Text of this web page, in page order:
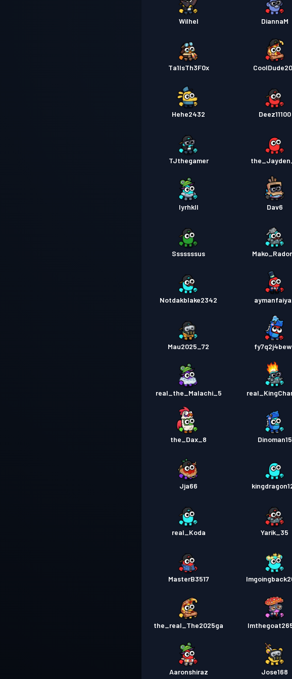
Wilhel DiannaM
Ta1lsTh3F0x
Hehe2432 Deez11100
TJthegamer
Iyrhkll Dav6
Sssssssus
Notdakblake2342
Mau2025_72
real_the_Malachi_5
the_Dax_8 Dinoman15
Jja66
real_Koda Yarik_35
MasterB3517
the_real_The2025ga
Aaronshiraz Jose168